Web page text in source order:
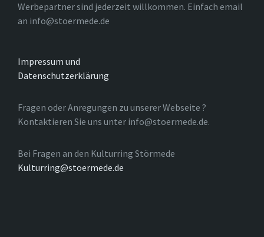
Werbepartner sind jederzeit willkommen. Einfach email
an info@stoermede.de
Impressum und
Datenschutzerklärung
Fragen oder Anregungen zu unserer Webseite ?
Kontaktieren Sie uns unter info@stoermede.de.
Bei Fragen an den Kulturring Störmede
Kulturring@stoermede.de